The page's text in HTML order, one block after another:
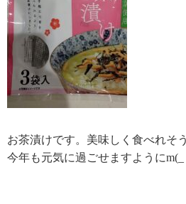
お茶漬けです。美味しく食べれそ
今年も元気に過ごせますようにm(_